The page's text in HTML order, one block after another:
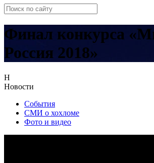
Финал конкурса
Россия 2018»
Н
Новости
События
СМИ о хохломе
Фото и видео